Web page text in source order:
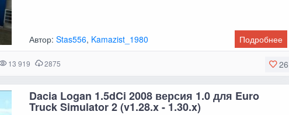
Автор:Stas556, Kamazist_1980 Подробнее
26
13 919 2875
Dacia Logan 1.5dCi 2008 версия 1.0 для Euro
Truck Simulator 2 (v1.28.x - 1.30.x)